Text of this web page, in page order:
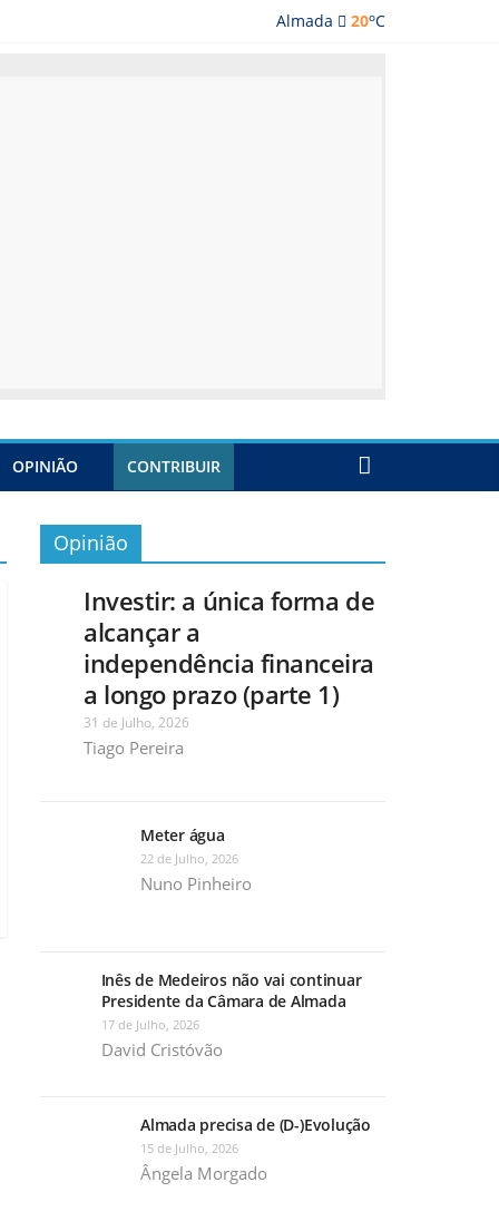
Almada 20oC
OPINIÃO CONTRIBUIR
Opinião
Investir: a única forma de
alcançar a
independência financeira
a longo prazo (parte 1)
31 de Julho, 2026
Tiago Pereira
Meter água
22 de Julho, 2026
Nuno Pinheiro
Inês de Medeiros não vai continuar
Presidente da Câmara de Almada
17 de Julho, 2026
David Cristóvão
Almada precisa de (D-)Evolução
15 de Julho, 2026
Ângela Morgado